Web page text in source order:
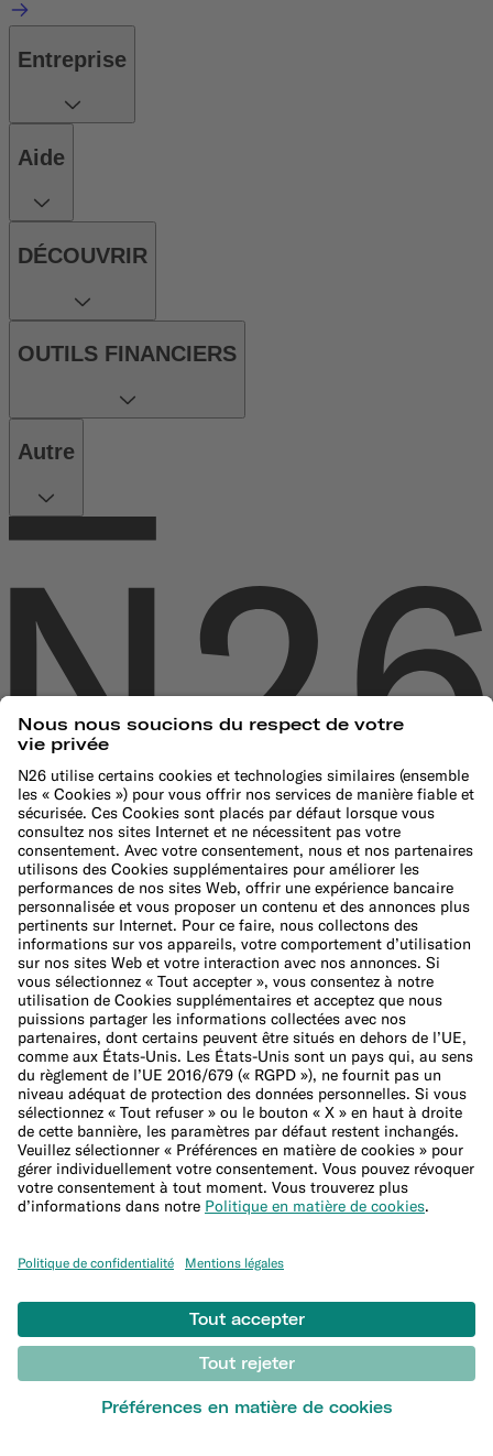
Entreprise
Aide
DÉCOUVRIR
OUTILS FINANCIERS
Autre
Entreprise
À propos de N26
Équipe de direction
Jobs
Presse
Programme d'affiliation
Aide
Service Client
Support Center
DÉCOUVRIR